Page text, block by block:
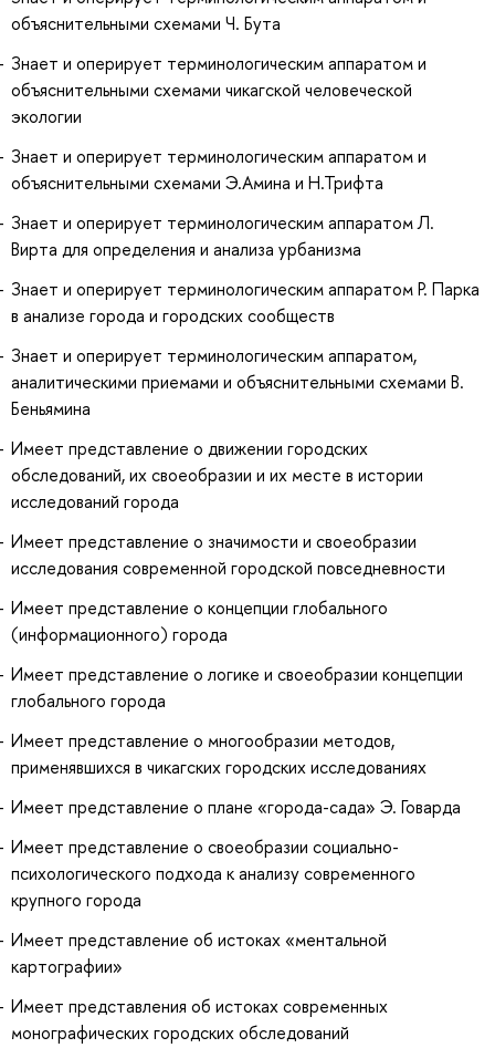
объяснительными схемами Ч. Бута
Знает и оперирует терминологическим аппаратом и
объяснительными схемами чикагской человеческой
экологии
Знает и оперирует терминологическим аппаратом и
объяснительными схемами Э.Амина и Н.Трифта
Знает и оперирует терминологическим аппаратом Л.
Вирта для определения и анализа урбанизма
Знает и оперирует терминологическим аппаратом Р. Парка
в анализе города и городских сообществ
Знает и оперирует терминологическим аппаратом,
аналитическими приемами и объяснительными схемами В.
Беньямина
Имеет представление о движении городских
обследований, их своеобразии и их месте в истории
исследований города
Имеет представление о значимости и своеобразии
исследования современной городской повседневности
Имеет представление о концепции глобального
(информационного) города
Имеет представление о логике и своеобразии концепции
глобального города
Имеет представление о многообразии методов,
применявшихся в чикагских городских исследованиях
Имеет представление о плане «города-сада» Э. Говарда
Имеет представление о своеобразии социально-
психологического подхода к анализу современного
крупного города
Имеет представление об истоках «ментальной
картографии»
Имеет представления об истоках современных
монографических городских обследований